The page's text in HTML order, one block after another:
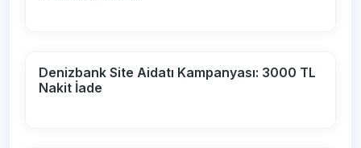
Denizbank Site Aidatı Kampanyası: 3000 TL
Nakit İade